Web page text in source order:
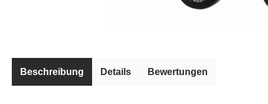
Beschreibung Details Bewertungen